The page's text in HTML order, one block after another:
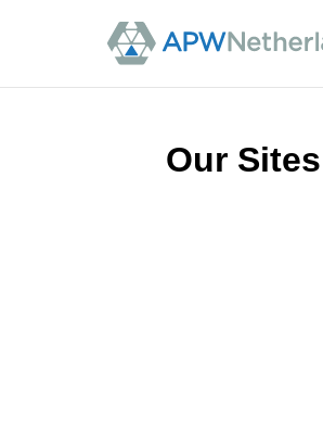
Our Sites